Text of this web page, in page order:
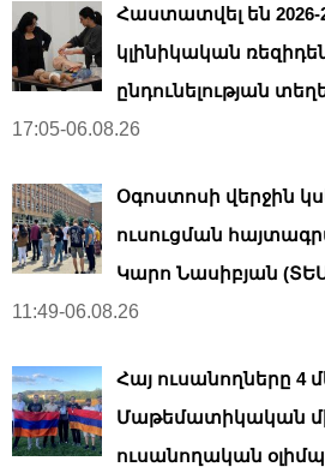
Հաստատվել են
կլինիկական
ընդունելության
17:05-06.08.26
Օգոստոսի վերջին
ուսուցման
Կարո Նասիբյան
11:49-06.08.26
Հայ ուսանողները 4
Մաթեմատիկական
ուսանողական